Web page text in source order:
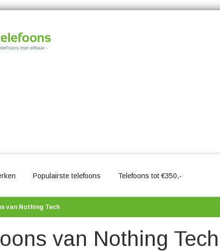
Populairste telefoons Telefoons tot €350,-
van Nothing Tech
van Nothing Tech